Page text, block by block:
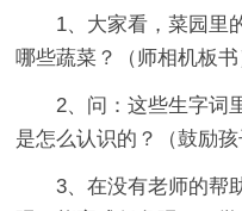
1、大家看，菜园里
哪些蔬菜？（师相机板书
2、问：这些生字词
是怎么认识的？（鼓励孩
3、在没有老师的帮